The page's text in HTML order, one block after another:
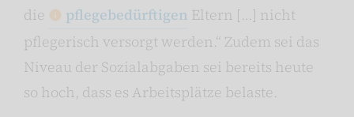
die
pflegebedürftigen Eltern […] nicht
pflegerisch versorgt werden.“ Zudem sei das
Niveau der Sozialabgaben sei bereits heute
so hoch, dass es Arbeitsplätze belaste.